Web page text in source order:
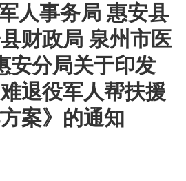
人事务局 惠安县
财政局 泉州市医
安分局关于印发
难退役军人帮扶援
案》的通知